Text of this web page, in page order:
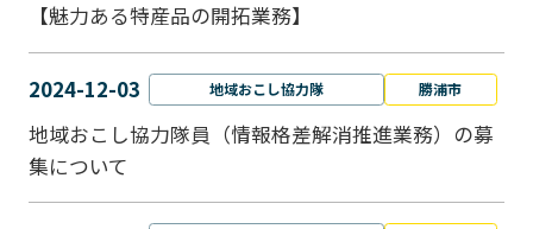
【魅力ある特産品の開拓業務】
2024-12-03 地域おこし協力隊 勝浦市
地域おこし協力隊員（情報格差解消推進業務）の募
集について